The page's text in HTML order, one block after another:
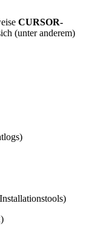
CURSOR-
(unter anderem)